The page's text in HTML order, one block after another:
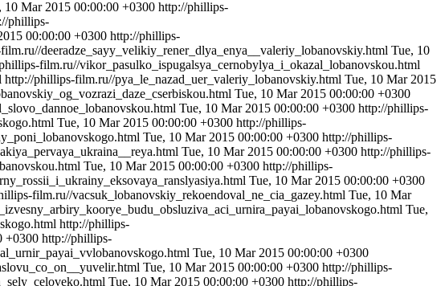
10 Mar 2015 00:00:00 +0300 http://phillips-
phillips-
00:00:00 +0300 http://phillips-
deeradze_sayy_velikiy_rener_dlya_enya__valeriy_lobanovskiy.html Tue, 10
film.ru//vikor_pasulko_ispugalsya_cernobylya_i_okazal_lobanovskou.html
http://phillips-film.ru//pya_le_nazad_uer_valeriy_lobanovskiy.html Tue, 10 Mar 2015
Tue, 10 Mar 2015 00:00:00 +0300
Tue, 10 Mar 2015 00:00:00 +0300 http://phillips-
Tue, 10 Mar 2015 00:00:00 +0300 http://phillips-
Tue, 10 Mar 2015 00:00:00 +0300 http://phillips-
Tue, 10 Mar 2015 00:00:00 +0300 http://phillips-
Tue, 10 Mar 2015 00:00:00 +0300 http://phillips-
Tue, 10 Mar 2015 00:00:00 +0300
film.ru//vacsuk_lobanovskiy_rekoendoval_ne_cia_gazey.html Tue, 10 Mar
Tue,
http://phillips-
+0300 http://phillips-
Tue, 10 Mar 2015 00:00:00 +0300
Tue, 10 Mar 2015 00:00:00 +0300 http://phillips-
Tue, 10 Mar 2015 00:00:00 +0300 http://phillips-